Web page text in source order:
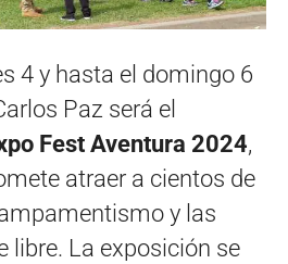
4 y hasta el domingo 6
Paz será el
Fest Aventura 2024,
atraer a cientos de
y las
libre. La exposición se